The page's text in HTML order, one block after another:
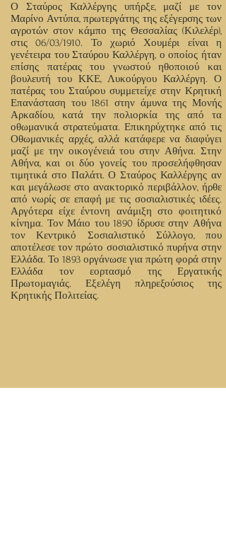
Ο Σταύρος Καλλέργης υπήρξε, μαζί με τον
Μαρίνο Αντύπα, πρωτεργάτης της εξέγερσης των
αγροτών στον κάμπο της Θεσσαλίας (Κιλελέρ),
στις 06/03/1910. Το χωριό Χουμέρι είναι η
γενέτειρα του Σταύρου Καλλέργη, ο οποίος ήταν
επίσης πατέρας του γνωστού ηθοποιού και
βουλευτή του ΚΚΕ, Λυκούργου Καλλέργη. Ο
πατέρας του Σταύρου συμμετείχε στην Κρητική
Επανάσταση του 1861 στην άμυνα της Μονής
Αρκαδίου, κατά την πολιορκία της από τα
οθωμανικά στρατεύματα. Επικηρύχτηκε από τις
Οθωμανικές αρχές, αλλά κατάφερε να διαφύγει
μαζί με την οικογένειά του στην Αθήνα. Στην
Αθήνα, και οι δύο γονείς του προσελήφθησαν
τιμητικά στο Παλάτι. Ο Σταύρος Καλλέργης αν
και μεγάλωσε στο ανακτορικό περιβάλλον, ήρθε
από νωρίς σε επαφή με τις σοσιαλιστικές ιδέες.
Αργότερα είχε έντονη ανάμιξη στο φοιτητικό
κίνημα. Τον Μάιο του 1890 ίδρυσε στην Αθήνα
τον Κεντρικό Σοσιαλιστικό Σύλλογο, που
αποτέλεσε τον πρώτο σοσιαλιστικό πυρήνα στην
Ελλάδα. Το 1893 οργάνωσε για πρώτη φορά στην
Ελλάδα τον εορτασμό της Εργατικής
Πρωτομαγιάς. Εξελέγη πληρεξούσιος της
Κρητικής Πολιτείας.